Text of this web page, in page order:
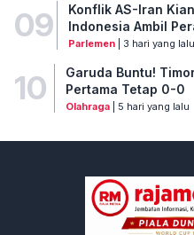
09
Konflik AS-Iran
Indonesia Ambil
Parlemen| 3 hari yang lalu
10
Garuda Buntu!
Pertama Tetap 0-0
Olahraga| 5 hari yang lalu